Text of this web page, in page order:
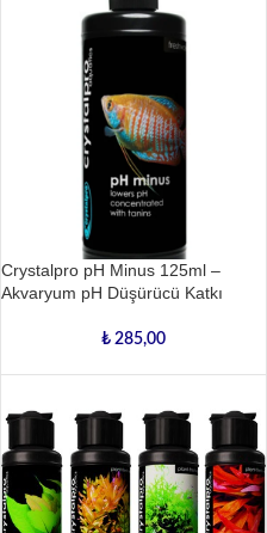
Crystalpro pH Minus 125ml –
Akvaryum pH Düşürücü Katkı
₺285,00